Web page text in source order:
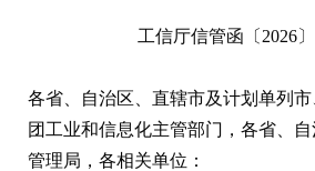
工信厅信管函〔2026
各省、自治区、直辖市及计划单列
团工业和信息化主管部门，各省、
管理局，各相关单位：